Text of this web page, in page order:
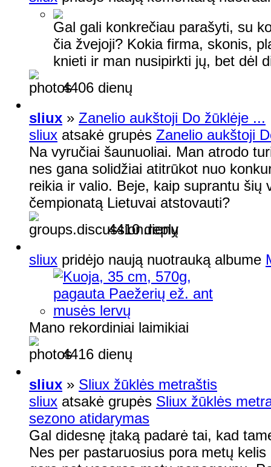
Gal gali konkrečiau parašyti, su
čia žvejoji? Kokia firma, skonis,
knieti ir man nusipirkti jų, bet dėl
4406 dienų
sliux » Zanelio aukštoji Do žūklėje ...
sliux atsakė grupės Zanelio aukštoji
Na vyručiai šaunuoliai. Man atrodo
nes gana solidžiai atitrūkot nuo
reikia ir valio. Beje, kaip suprantu šių
čempionatą Lietuvai atstovauti?
4410 dienų
sliux pridėjo naują nuotrauką albume
Mano rekordiniai laimikiai
4416 dienų
sliux » Sliux žūklės metraštis
sliux atsakė grupės Sliux žūklės
sezono atidarymas
Gal didesnę įtaką padarė tai, kad
Nes per pastaruosius pora metų